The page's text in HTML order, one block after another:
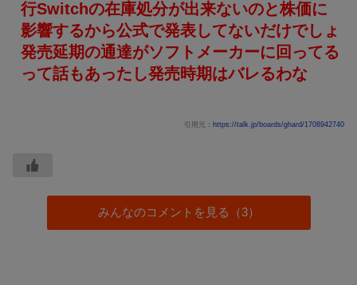
行Switchの在庫処分が出来ないのと株価に
影響するから公式で発表してないだけでしょ
発売延期の通達がソフトメーカーに回ってる
って話もあったし発売時期はバレるわな
引用元： https://talk.jp/boards/ghard/1708942740
みんなのコメントを見る（3）